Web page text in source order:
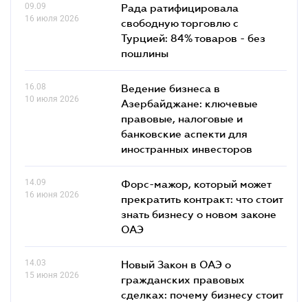
09.09
16 июля 2026
Рада ратифицировала
свободную торговлю с
Турцией: 84% товаров - без
пошлины
16.08
10 июля 2026
Ведение бизнеса в
Азербайджане: ключевые
правовые, налоговые и
банковские аcпекти для
иностранных инвесторов
14.09
16 июня 2026
Форс-мажор, который может
прекратить контракт: что стоит
знать бизнесу о новом законе
ОАЭ
14.03
15 июня 2026
Новый Закон в ОАЭ о
гражданских правовых
сделках: почему бизнесу стоит